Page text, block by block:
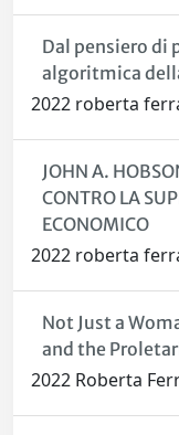
Dal pensiero di
algoritmica
2022 roberta
JOHN A.
CONTRO LA
ECONOMICO
2022 roberta
Not Just a
and the
2022 Roberta